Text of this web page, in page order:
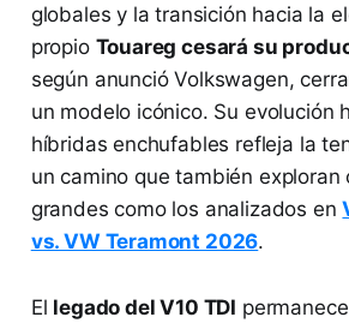
globales y la transición hacia la
propio Touareg cesará su
según anunció Volkswagen,
un modelo icónico. Su evolución
híbridas enchufables refleja la
un camino que también exploran
grandes como los analizados en
vs. VW Teramont 2026.
El legado del V10 TDI